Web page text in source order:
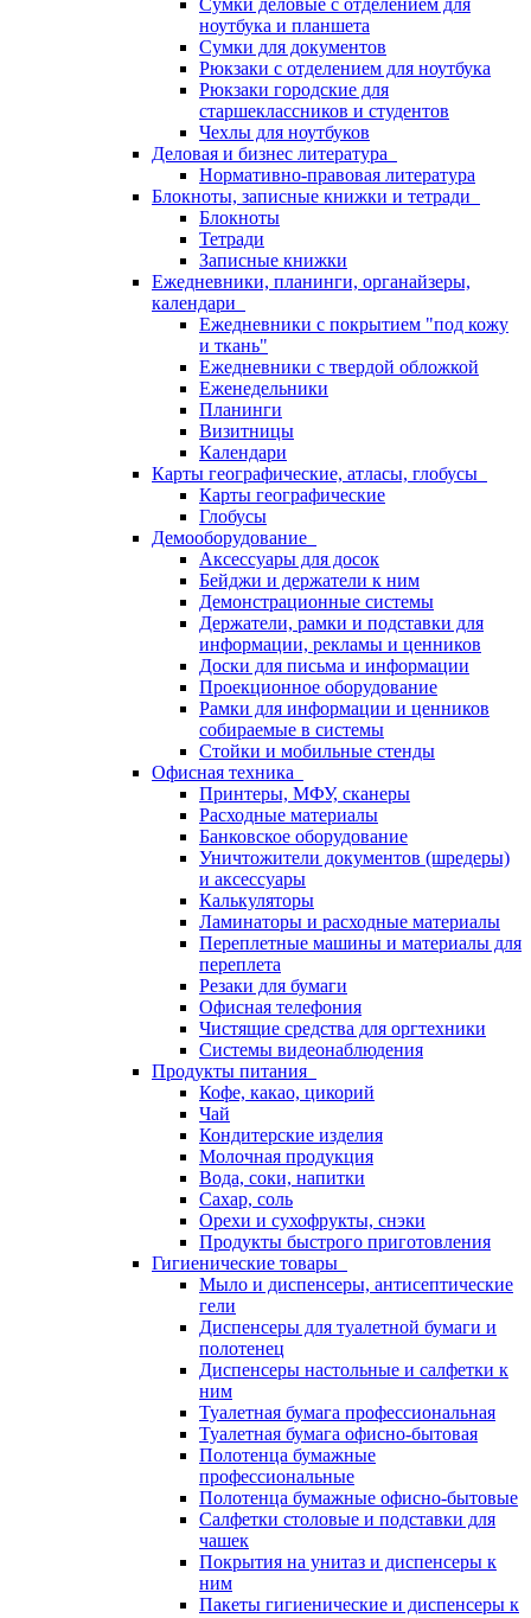
Сумки деловые с отделением для
ноутбука и планшета
Сумки для документов
Рюкзаки с отделением для ноутбука
Рюкзаки городские для
старшеклассников и студентов
Чехлы для ноутбуков
Деловая и бизнес литература
Нормативно-правовая литература
Блокноты, записные книжки и тетради
Блокноты
Тетради
Записные книжки
Ежедневники, планинги, органайзеры,
календари
Ежедневники с покрытием "под кожу
и ткань"
Ежедневники с твердой обложкой
Еженедельники
Планинги
Визитницы
Календари
Карты географические, атласы, глобусы
Карты географические
Глобусы
Демооборудование
Аксессуары для досок
Бейджи и держатели к ним
Демонстрационные системы
Держатели, рамки и подставки для
информации, рекламы и ценников
Доски для письма и информации
Проекционное оборудование
Рамки для информации и ценников
собираемые в системы
Стойки и мобильные стенды
Офисная техника
Принтеры, МФУ, сканеры
Расходные материалы
Банковское оборудование
Уничтожители документов (шредеры)
и аксессуары
Калькуляторы
Ламинаторы и расходные материалы
Переплетные машины и материалы для
переплета
Резаки для бумаги
Офисная телефония
Чистящие средства для оргтехники
Системы видеонаблюдения
Продукты питания
Кофе, какао, цикорий
Чай
Кондитерские изделия
Молочная продукция
Вода, соки, напитки
Сахар, соль
Орехи и сухофрукты, снэки
Продукты быстрого приготовления
Гигиенические товары
Мыло и диспенсеры, антисептические
гели
Диспенсеры для туалетной бумаги и
полотенец
Диспенсеры настольные и салфетки к
ним
Туалетная бумага профессиональная
Туалетная бумага офисно-бытовая
Полотенца бумажные
профессиональные
Полотенца бумажные офисно-бытовые
Салфетки столовые и подставки для
чашек
Покрытия на унитаз и диспенсеры к
ним
Пакеты гигиенические и диспенсеры к